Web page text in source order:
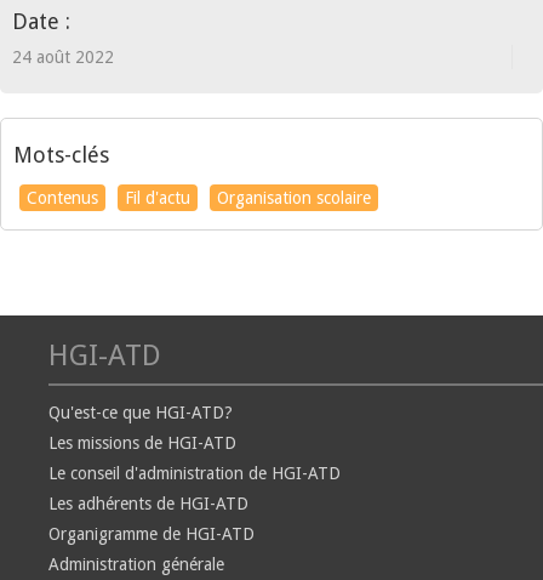
Date :
24 août 2022
Mots-clés
Contenus Fil d'actu Organisation scolaire
HGI-ATD
Qu'est-ce que HGI-ATD?
Les missions de HGI-ATD
Le conseil d'administration de HGI-ATD
Les adhérents de HGI-ATD
Organigramme de HGI-ATD
Administration générale